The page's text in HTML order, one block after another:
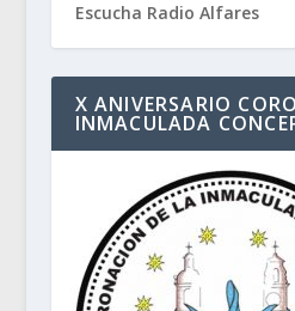
Escucha Radio Alfares
X ANIVERSARIO
INMACULADA